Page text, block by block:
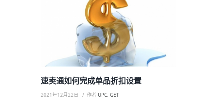
速卖通如何完成单品折扣设置
2021年12月22日 作者 UPC, GET